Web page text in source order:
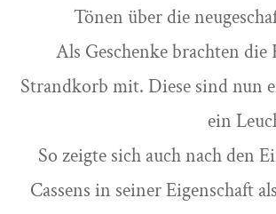
Tönen über die
Als Geschenke brachten
Strandkorb mit. Diese sind nun
ein
So zeigte sich auch nach den
Cassens in seiner Eigenschaft